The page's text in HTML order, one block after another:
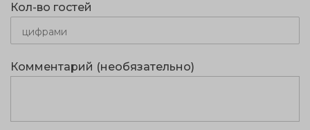
Кол-во гостей
Комментарий (необязательно)